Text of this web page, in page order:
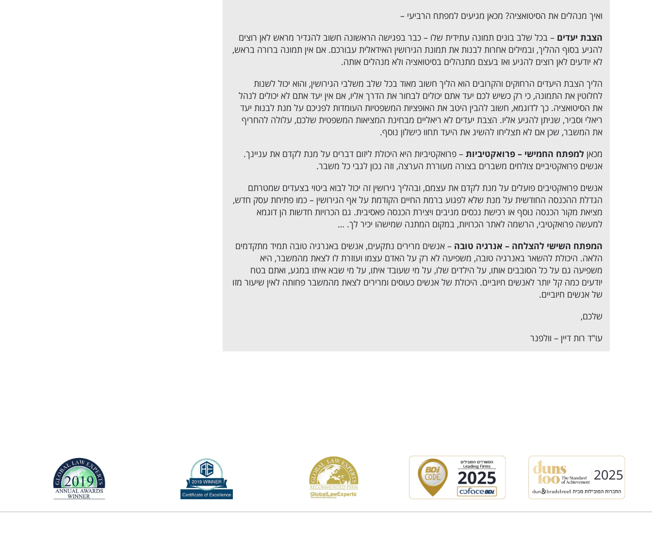
ואיך מנהלים את הסיטואציה? מכאן מגיעים למפתח הרביעי –
הצבת יעדים – בכל שלב בונים תמונה עתידית שלו – כבר בפגישה הראשונה חשוב להגדיר מראש לאן רוצים
להגיע בסוף ההליך, ובמילים אחרות לבנות את תמונת הגירושין האידאלית עבורכם. אם אין תמונה ברורה בראש,
לא יודעים לאן רוצים להגיע ואז בעצם מתנהלים בסיטואציה ולא מנהלים אותה.
הליך הצבת היעדים הרחוקים והקרובים הוא הליך חשוב מאוד בכל שלב משלבי הגירושין, והוא יכול לשנות
לחלוטין את התמונה, כי רק כשיש לכם יעד אתם יכולים לבחור את הדרך אליו, אם אין יעד אתם לא יכולים לנהל
את הסיטואציה. כך לדוגמא, חשוב להבין היטב את האופציות המשפטיות העומדות לפניכם על מנת לבנות יעד
ריאלי וסביר, שניתן להגיע אליו. הצבת יעדים לא ריאליים מבחינת המציאות המשפטית שלכם, עלולה להחריף
את המשבר, שכן אם לא תצליחו להשיג את היעד תחוו כישלון נוסף.
מכאן למפתח החמישי – פרואקטיביות – פרואקטיביות היא היכולת ליזום דברים על מנת לקדם את עניינך.
אנשים פרואקטיביים צולחים משברים בצורה מעוררת הערצה, וזה נכון לגבי כל משבר.
אנשים פרואקטיבים פועלים על מנת לקדם את עצמם, ובהליך גירושין זה יכול לבוא ביטוי בצעדים שמטרתם
הגדלת ההכנסה החודשית על מנת שלא לפגוע ברמת החיים הקודמת על אף הגירושין – כמו פתיחת עסק חדש,
מציאת מקור הכנסה נוסף או רכישת נכסים מניבים ויצירת הכנסה פאסיבית. גם הכרויות חדשות הן דוגמא
למעשה פרואקטיבי, הרשמה לאתר הכרויות, במקום המתנה שמישהו יכיר לך. …
המפתח השישי להצלחה – אנרגיה טובה – אנשים מרירים נתקעים, אנשים באנרגיה טובה תמיד מתקדמים
הלאה. היכולת להשאר באנרגיה טובה, משפיעה לא רק על האדם עצמו ועוזרת לו לצאת מהמשבר, היא
משפיעה גם על כל הסובבים אותו, על הילדים שלו, על מי שעובד איתו, על מי שבא איתו במגע, ואתם בטח
יודעים כמה קל יותר לאנשים חיוביים. היכולת של אנשים כעוסים ומרירים לצאת מהמשבר פחותה לאין שיעור מזו
של אנשים חיוביים.
שלכם,
עו"ד רות דיין – וולפנר